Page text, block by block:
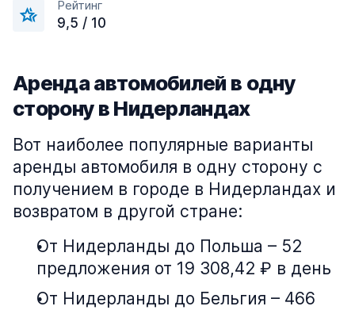
Рейтинг
9,5 / 10
Аренда автомобилей в одну
сторону в Нидерландах
Вот наиболее популярные варианты
аренды автомобиля в одну сторону с
получением в городе в Нидерландах и
возвратом в другой стране:
От Нидерланды до Польша – 52
предложения от 19 308,42 ₽ в день
От Нидерланды до Бельгия – 466